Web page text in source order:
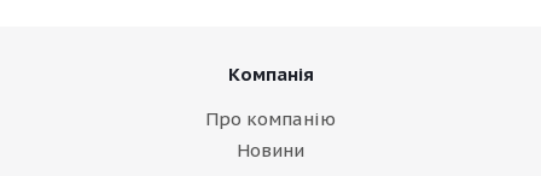
Компанія
Про компанію
Новини